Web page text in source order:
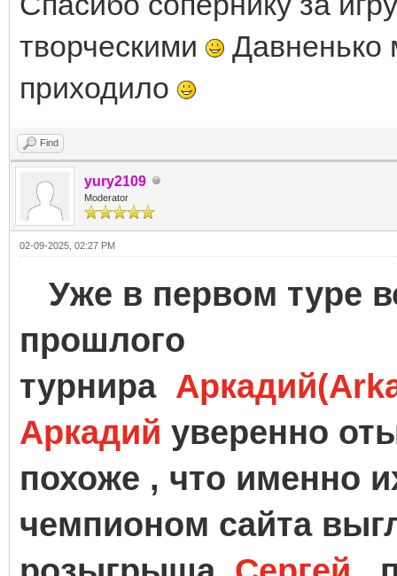
творческими
Давненько
приходило
Find
yury2109
Moderator
02-09-2025, 02:27 PM
Уже в первом туре
прошлого
турнира
Аркадий уверенно
похоже , что именно
чемпионом сайта